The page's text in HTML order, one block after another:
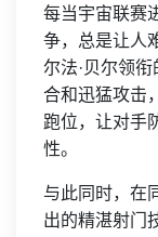
每当宇宙联赛
争，总是让人
尔法·贝尔领
合和迅猛攻击
跑位，让对手
性。
与此同时，在
出的精湛射门